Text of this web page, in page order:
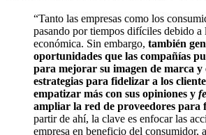
“Tanto las empresas como los
pasando por tiempos difíciles debido a
económica. Sin embargo, también
oportunidades que las compañías
para mejorar su imagen de marca y
estrategias para fidelizar a los
empatizar más con sus opiniones y
ampliar la red de proveedores para
partir de ahí, la clave es enfocar las
empresa en beneficio del consumidor,